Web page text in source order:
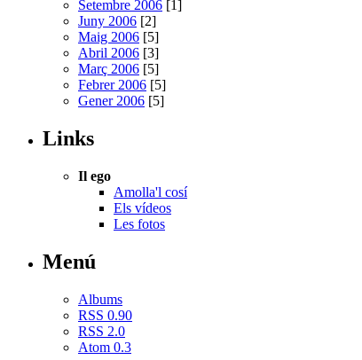
Setembre 2006 [1]
Juny 2006 [2]
Maig 2006 [5]
Abril 2006 [3]
Març 2006 [5]
Febrer 2006 [5]
Gener 2006 [5]
Links
Il ego
Amolla'l cosí
Els vídeos
Les fotos
Menú
Albums
RSS 0.90
RSS 2.0
Atom 0.3